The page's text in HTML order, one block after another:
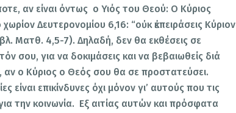
αν είναι όντως ο Υιός του Θεού: Ο Κύριος
Δευτερονομίου 6,16: “οὐκ ἐκπειράσεις Κύριον
Ματθ. 4,5-7). Δηλαδή, δεν θα εκθέσεις σε
σου, για να δοκιμάσεις και να βεβαιωθείς διά
ο Κύριος ο Θεός σου θα σε προστατεύσει.
είναι επικίνδυνες όχι μόνον γι’ αυτούς που τις
την κοινωνία. Εξ αιτίας αυτών και πρόσφατα